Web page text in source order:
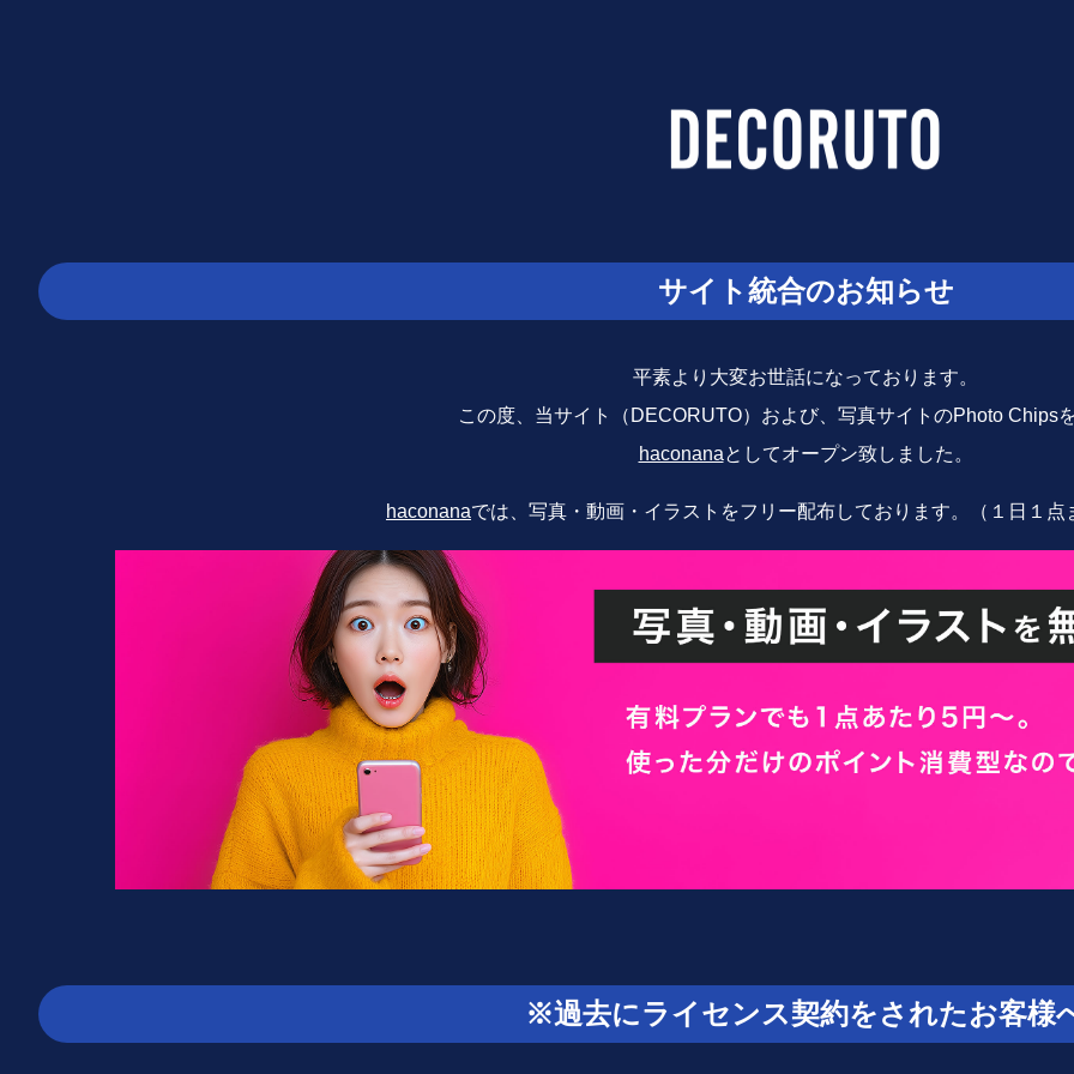
サイト統合のお知らせ
平素より大変お世話になっております。
この度、当サイト（DECORUTO）および、写真サイトのPhoto Chips
haconanaとしてオープン致しました。
haconanaでは、写真・動画・イラストをフリー配布しております。（１日１点
※過去にライセンス契約をされたお客様